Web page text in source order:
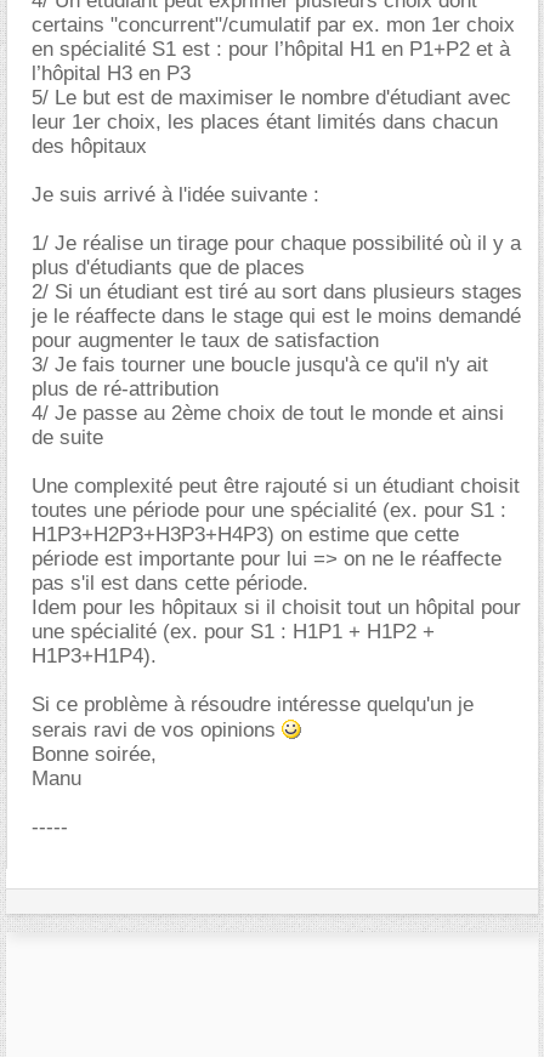
certains "concurrent"/cumulatif par ex. mon 1er choix
en spécialité S1 est : pour l’hôpital H1 en P1+P2 et à
l’hôpital H3 en P3
5/ Le but est de maximiser le nombre d'étudiant avec
leur 1er choix, les places étant limités dans chacun
des hôpitaux
Je suis arrivé à l'idée suivante :
1/ Je réalise un tirage pour chaque possibilité où il y a
plus d'étudiants que de places
2/ Si un étudiant est tiré au sort dans plusieurs stages
je le réaffecte dans le stage qui est le moins demandé
pour augmenter le taux de satisfaction
3/ Je fais tourner une boucle jusqu'à ce qu'il n'y ait
plus de ré-attribution
4/ Je passe au 2ème choix de tout le monde et ainsi
de suite
Une complexité peut être rajouté si un étudiant choisit
toutes une période pour une spécialité (ex. pour S1 :
H1P3+H2P3+H3P3+H4P3) on estime que cette
période est importante pour lui => on ne le réaffecte
pas s'il est dans cette période.
Idem pour les hôpitaux si il choisit tout un hôpital pour
une spécialité (ex. pour S1 : H1P1 + H1P2 +
H1P3+H1P4).
Si ce problème à résoudre intéresse quelqu'un je
serais ravi de vos opinions
Bonne soirée,
Manu
-----